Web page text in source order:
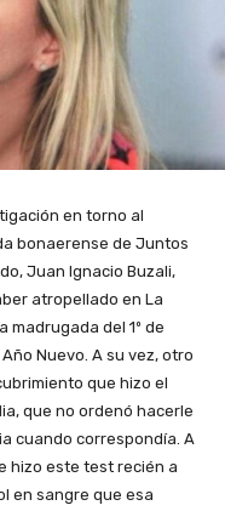
en torno al
bonaerense de Juntos
Juan Ignacio Buzali,
atropellado en La
madrugada del 1º de
Nuevo. A su vez, otro
que hizo el
que no ordenó hacerle
cuando correspondía. A
hizo este test recién a
en sangre que esa